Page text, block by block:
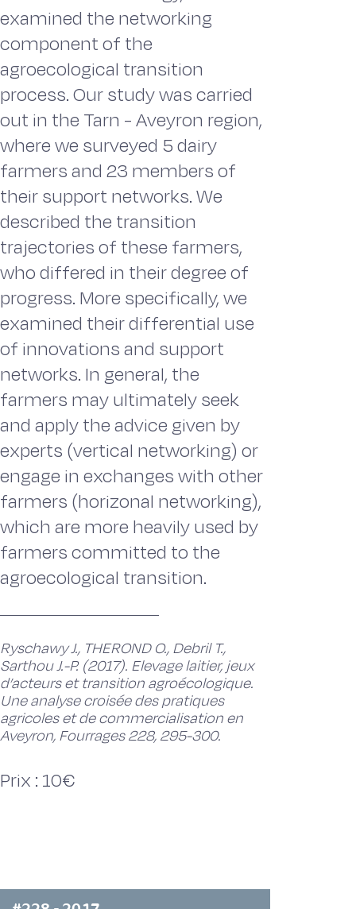
examined the networking
component of the
agroecological transition
process. Our study was carried
out in the Tarn - Aveyron region,
where we surveyed 5 dairy
farmers and 23 members of
their support networks. We
described the transition
trajectories of these farmers,
who differed in their degree of
progress. More specifically, we
examined their differential use
of innovations and support
networks. In general, the
farmers may ultimately seek
and apply the advice given by
experts (vertical networking) or
engage in exchanges with other
farmers (horizonal networking),
which are more heavily used by
farmers committed to the
agroecological transition.
Ryschawy J., THEROND O., Debril T.,
Sarthou J.-P. (2017). Elevage laitier, jeux
d’acteurs et transition agroécologique.
Une analyse croisée des pratiques
agricoles et de commercialisation en
Aveyron, Fourrages 228, 295-300.
Prix : 10€